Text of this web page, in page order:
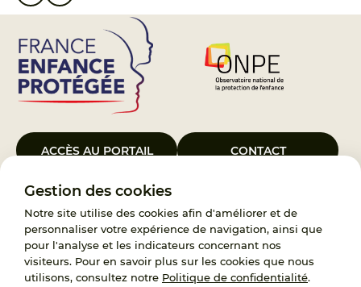
Gestion des cookies
Notre site utilise des cookies afin d'améliorer et de
personnaliser votre expérience de navigation, ainsi que
pour l'analyse et les indicateurs concernant nos
visiteurs. Pour en savoir plus sur les cookies que nous
utilisons, consultez notre Politique de confidentialité.
ACCÈS AU PORTAIL CONTACT
Le Groupement d’Intérêt Public France Enfance Protégée, créé le 5
janvier 2023, a pour objet d’assurer les missions de service public du
119, d’accompagnement des adoptants et de traitement des
demandes d’accès aux origines personnelles. France Enfance
Protégée est également un observatoire et une ressource pour
l’ensemble des professionnels, ainsi qu’un appui à l’élaboration de la
politique publique à travers le soutien à l’activité des conseils